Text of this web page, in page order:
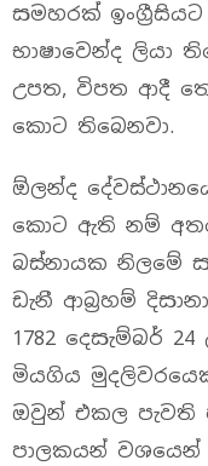
සමහරක්‌
භාෂාවෙන්ද ලියා
උපත, විපත ආදී
කොට තිබෙනවා.
ඕලන්ද
කොට ඇති නම් අතර
බස්‌නායක නිලමේ
ඩැනී ආබ්‍රහම්
1782 දෙසැම්බර්
මියගිය
ඔවුන් එකල පැවති
පාලකයන් වශයෙන්